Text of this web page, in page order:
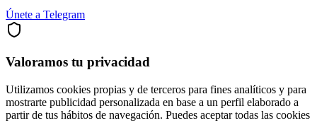
Únete a Telegram
Valoramos tu privacidad
Utilizamos cookies propias y de terceros para fines analíticos y para
mostrarte publicidad personalizada en base a un perfil elaborado a
partir de tus hábitos de navegación. Puedes aceptar todas las cookies